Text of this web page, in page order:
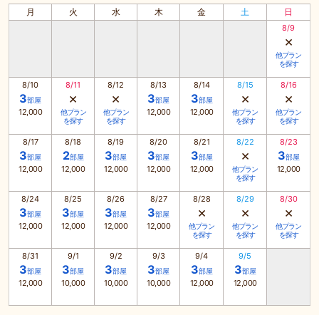
月 火 水 木 金 土 日
8/9
×
他プラン
を探す
8/10
3部屋
12,000
8/11
×
他プラン
を探す
8/12
×
他プラン
を探す
8/13
3部屋
12,000
8/14
3部屋
12,000
8/15
×
他プラン
を探す
8/16
×
他プラン
を探す
8/17
3部屋
12,000
8/18
2部屋
12,000
8/19
3部屋
12,000
8/20
3部屋
12,000
8/21
3部屋
12,000
8/22
×
他プラン
を探す
8/23
3部屋
12,000
8/24
3部屋
12,000
8/25
3部屋
12,000
8/26
3部屋
12,000
8/27
3部屋
12,000
8/28
×
他プラン
を探す
8/29
×
他プラン
を探す
8/30
×
他プラン
を探す
8/31
3部屋
12,000
9/1
3部屋
10,000
9/2
3部屋
10,000
9/3
3部屋
10,000
9/4
3部屋
12,000
9/5
3部屋
12,000